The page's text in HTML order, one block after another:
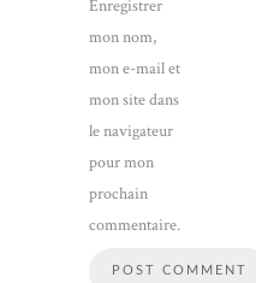
Enregistrer
mon nom,
mon e-mail et
mon site dans
le navigateur
pour mon
prochain
commentaire.